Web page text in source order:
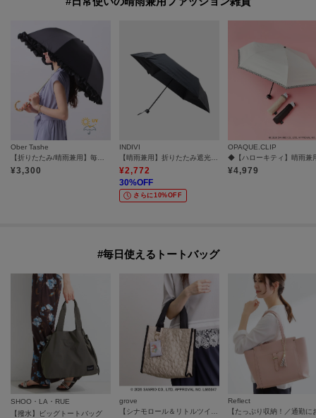
Ober Tashe
¥3,300
INDIVI
¥2,772
30%OFF
さらに10%OFF
OPAQUE.CLIP
¥4,979
#毎日使えるトートバッグ
SHOO・LA・RUE
【撥水】ビッグトートバッグ
grove
Reflect